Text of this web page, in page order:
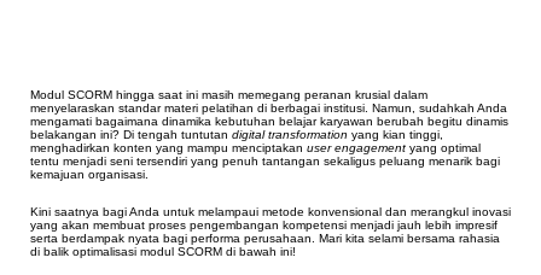
Modul SCORM hingga saat ini masih memegang peranan krusial dalam
menyelaraskan standar materi pelatihan di berbagai institusi. Namun, sudahkah Anda
mengamati bagaimana dinamika kebutuhan belajar karyawan berubah begitu dinamis
belakangan ini? Di tengah tuntutan digital transformation yang kian tinggi,
menghadirkan konten yang mampu menciptakan user engagement yang optimal
tentu menjadi seni tersendiri yang penuh tantangan sekaligus peluang menarik bagi
kemajuan organisasi.
Kini saatnya bagi Anda untuk melampaui metode konvensional dan merangkul inovasi
yang akan membuat proses pengembangan kompetensi menjadi jauh lebih impresif
serta berdampak nyata bagi performa perusahaan. Mari kita selami bersama rahasia
di balik optimalisasi modul SCORM di bawah ini!